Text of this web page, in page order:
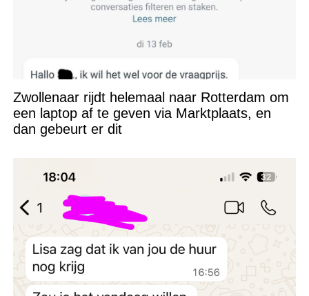
Zwollenaar rijdt helemaal naar Rotterdam om
een laptop af te geven via Marktplaats, en
dan gebeurt er dit